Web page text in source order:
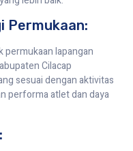
Permukaan:
lapangan
Cilacap
sesuai dengan aktivitas
performa atlet dan daya